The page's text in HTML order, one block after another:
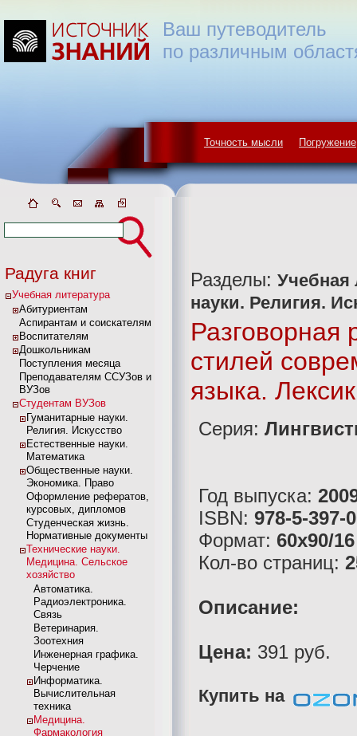
Точность мысли Погружение
Ваш путеводитель
по различным
Радуга книг
Учебная литература
Абитуриентам
Аспирантам и соискателям
Воспитателям
Дошкольникам
Поступления месяца
Преподавателям ССУЗов и
ВУЗов
Студентам ВУЗов
Гуманитарные науки.
Религия. Искусство
Естественные науки.
Математика
Общественные науки.
Экономика. Право
Оформление рефератов,
курсовых, дипломов
Студенческая жизнь.
Нормативные документы
Технические науки.
Медицина. Сельское
хозяйство
Автоматика.
Радиоэлектроника.
Связь
Ветеринария.
Зоотехния
Инженерная графика.
Черчение
Информатика.
Вычислительная
техника
Медицина.
Фармакология
Разделы: Учебная
науки. Религия.
Разговорная
стилей
языка.
Серия:
Год выпуска:
ISBN: 978-5-397-
Формат: 60x90/16
Кол-во страниц:
Описание:
Цена: 391 руб.
Купить на